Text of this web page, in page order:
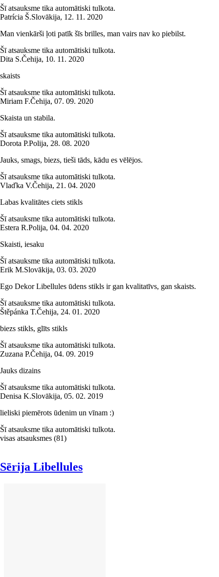
Šī atsauksme tika automātiski tulkota.
Patrícia Š.Slovākija, 12. 11. 2020
Man vienkārši ļoti patīk šīs brilles, man vairs nav ko piebilst.
Šī atsauksme tika automātiski tulkota.
Dita S.Čehija, 10. 11. 2020
skaists
Šī atsauksme tika automātiski tulkota.
Miriam F.Čehija, 07. 09. 2020
Skaista un stabila.
Šī atsauksme tika automātiski tulkota.
Dorota P.Polija, 28. 08. 2020
Jauks, smags, biezs, tieši tāds, kādu es vēlējos.
Šī atsauksme tika automātiski tulkota.
Vlaďka V.Čehija, 21. 04. 2020
Labas kvalitātes ciets stikls
Šī atsauksme tika automātiski tulkota.
Estera R.Polija, 04. 04. 2020
Skaisti, iesaku
Šī atsauksme tika automātiski tulkota.
Erik M.Slovākija, 03. 03. 2020
Ego Dekor Libellules ūdens stikls ir gan kvalitatīvs, gan skaists.
Šī atsauksme tika automātiski tulkota.
Štěpánka T.Čehija, 24. 01. 2020
biezs stikls, glīts stikls
Šī atsauksme tika automātiski tulkota.
Zuzana P.Čehija, 04. 09. 2019
Jauks dizains
Šī atsauksme tika automātiski tulkota.
Denisa K.Slovākija, 05. 02. 2019
lieliski piemērots ūdenim un vīnam :)
Šī atsauksme tika automātiski tulkota.
visas atsauksmes (81)
Sērija Libellules